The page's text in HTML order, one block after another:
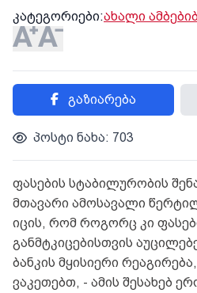
კატეგორიები:ახალი ამბები
გაზიარება
პოსტი ნახა: 703
ფასების სტაბილურობის
მთავარი ამოსავალი
იცის, რომ როგორც კი
განმტკიცებისთვის
ბანკის მყისიერი
ვაკეთებთ, - ამის შესახებ